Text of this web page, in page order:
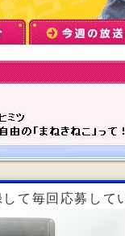
て毎回応募し